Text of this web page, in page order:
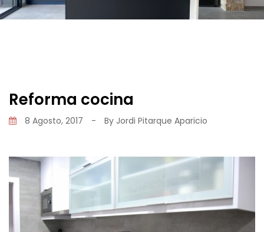
Reforma cocina
8 Agosto, 2017 - By Jordi Pitarque Aparicio